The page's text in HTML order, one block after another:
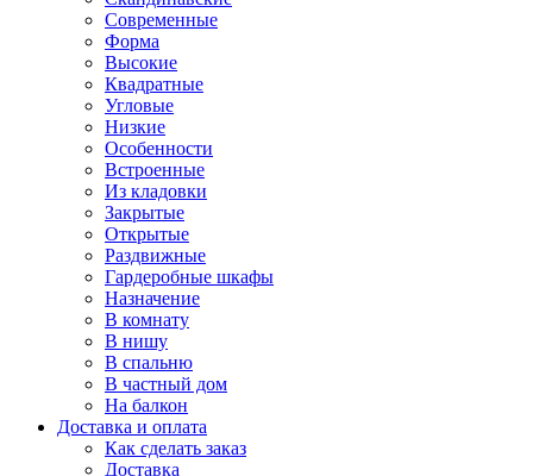
Современные
Форма
Высокие
Квадратные
Угловые
Низкие
Особенности
Встроенные
Из кладовки
Закрытые
Открытые
Раздвижные
Гардеробные шкафы
Назначение
В комнату
В нишу
В спальню
В частный дом
На балкон
Доставка и оплата
Как сделать заказ
Доставка